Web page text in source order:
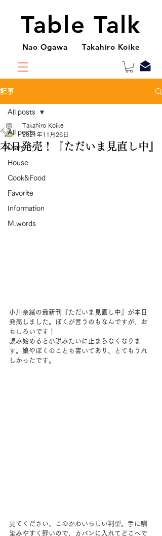
Table Talk
Nao Ogawa Takahiro Koike
記事
All posts
Diary
House
Cook&Food
Favorite
Information
M.words
All posts
本日発売！『ただいま見直し中』
Takahiro Koike
2021年11月26日
小川奈緒の最新刊『ただいま見直し中』が本日
発売しました。ぼくが言うのもなんですが、お
もしろいです！
読み始めると小説みたいに止まらなくなりま
す。娘やぼくのことも書いてあり、とてもうれ
しかったです。
見てください、このかわいらしい判型。手に馴
染みやすく軽いので、カバンに入れてどこへで